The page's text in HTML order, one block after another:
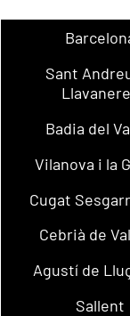
Sant
Badia del
Vilanova i la
Cugat
Cebrià de
Agustí de
Sallent